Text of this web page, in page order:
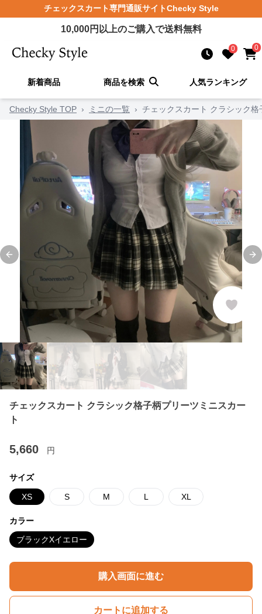
チェックスカート専門通販サイトChecky Style
10,000円以上のご購入で送料無料
0 0
新着商品 商品を検索 人気ランキング
Checky Style TOP › ミニの一覧 › チェックスカート クラシック
Previous slide
チェックスカート クラシック格子柄プリーツミニスカー
ト
5,660 円
サイズ
XS S M L XL
カラー
ブラックXイエロー
購入画面に進む
カートに追加する